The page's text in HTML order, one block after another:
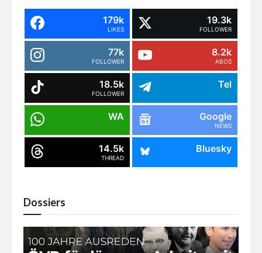
179k
LIKES
19.3k
FOLLOWER
77k
FOLLOWER
8.2k
ABOS
18.5k
FOLLOWER
Tel
WA Google
NEWS
14.5k
THREAD
Bluesky
Dossiers